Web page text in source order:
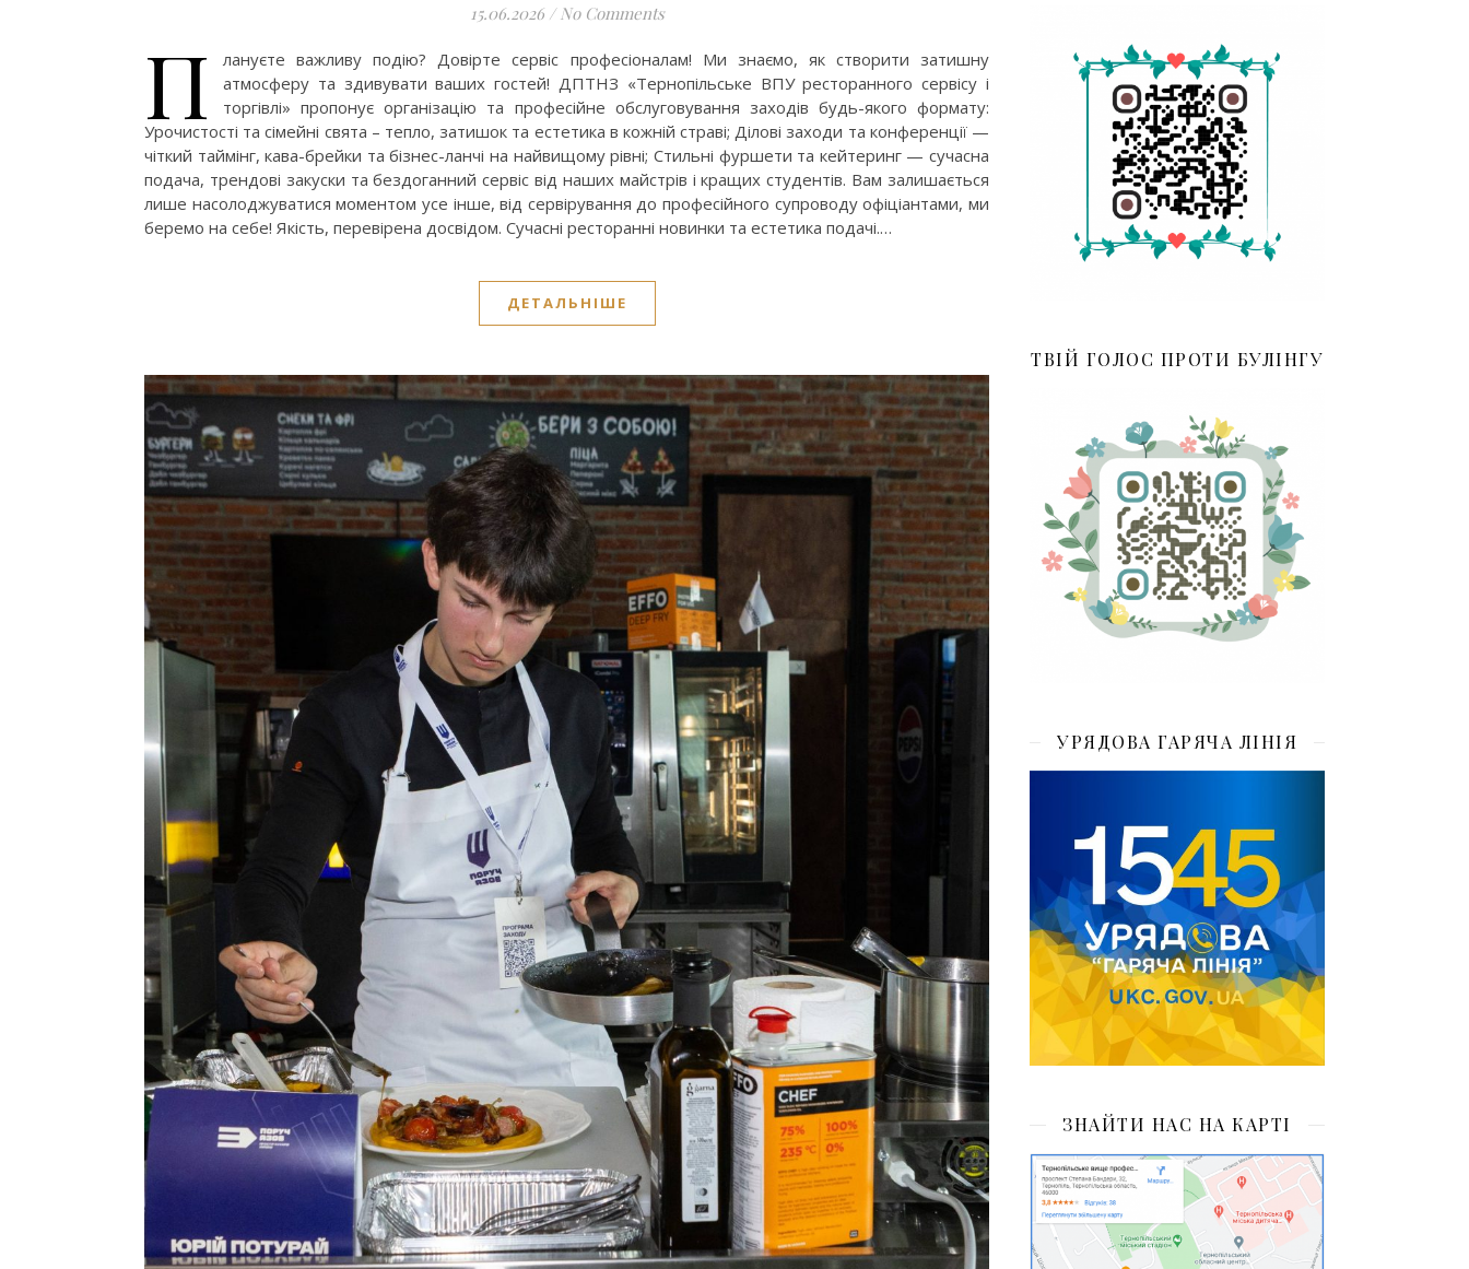
15.06.2026 / No Comments
П
лануєте важливу подію? Довірте сервіс професіоналам! Ми знаємо, як створити затишну
атмосферу та здивувати ваших гостей! ДПТНЗ «Тернопільське ВПУ ресторанного сервісу і
торгівлі» пропонує організацію та професійне обслуговування заходів будь-якого формату:
Урочистості та сімейні свята – тепло, затишок та естетика в кожній страві; Ділові заходи та конференції —
чіткий таймінг, кава-брейки та бізнес-ланчі на найвищому рівні; Стильні фуршети та кейтеринг — сучасна
подача, трендові закуски та бездоганний сервіс від наших майстрів і кращих студентів. Вам залишається
лише насолоджуватися моментом усе інше, від сервірування до професійного супроводу офіціантами, ми
беремо на себе! Якість, перевірена досвідом. Сучасні ресторанні новинки та естетика подачі.…
ДЕТАЛЬНІШЕ
ТВІЙ ГОЛОС ПРОТИ БУЛІНГУ
УРЯДОВА ГАРЯЧА ЛІНІЯ
ЗНАЙТИ НАС НА КАРТІ